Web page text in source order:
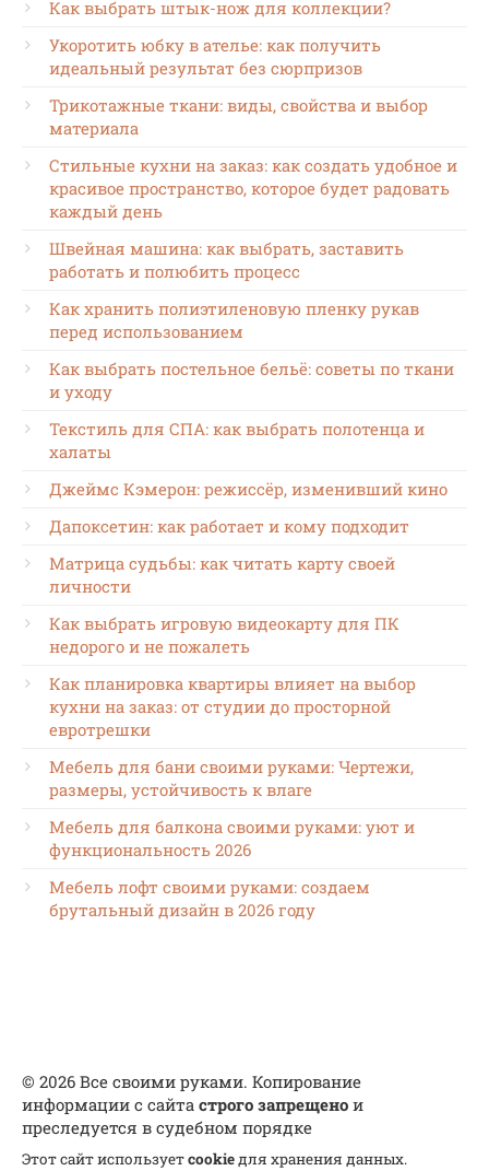
Как выбрать штык-нож для коллекции?
Укоротить юбку в ателье: как получить
идеальный результат без сюрпризов
Трикотажные ткани: виды, свойства и выбор
материала
Стильные кухни на заказ: как создать удобное и
красивое пространство, которое будет радовать
каждый день
Швейная машина: как выбрать, заставить
работать и полюбить процесс
Как хранить полиэтиленовую пленку рукав
перед использованием
Как выбрать постельное бельё: советы по ткани
и уходу
Текстиль для СПА: как выбрать полотенца и
халаты
Джеймс Кэмерон: режиссёр, изменивший кино
Дапоксетин: как работает и кому подходит
Матрица судьбы: как читать карту своей
личности
Как выбрать игровую видеокарту для ПК
недорого и не пожалеть
Как планировка квартиры влияет на выбор
кухни на заказ: от студии до просторной
евротрешки
Мебель для бани своими руками: Чертежи,
размеры, устойчивость к влаге
Мебель для балкона своими руками: уют и
функциональность 2026
Мебель лофт своими руками: создаем
брутальный дизайн в 2026 году
© 2026 Все своими руками. Копирование
информации с сайта строго запрещено и
преследуется в судебном порядке
Этот сайт используетcookieдля хранения данных.